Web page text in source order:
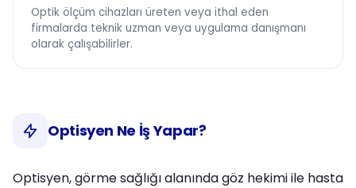
Optik ölçüm cihazları üreten veya ithal eden
firmalarda teknik uzman veya uygulama danışmanı
olarak çalışabilirler.
Optisyen Ne İş Yapar?
Optisyen, görme sağlığı alanında göz hekimi ile hasta